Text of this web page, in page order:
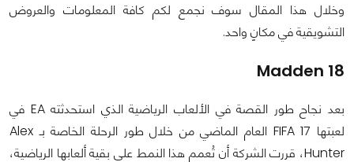
وخلال هذا المقال سوف نجمع لكم كافة المعلومات والعروض
التشويقية في مكانٍ واحد.
Madden 18
بعد نجاح طور القصة في الألعاب الرياضية الذي استحدثته EA في
لعبتها FIFA 17 العام الماضي من خلال طور الرحلة الخاصة بـ Alex
Hunter، قررت الشركة أن تُعمم هذا النمط على بقية ألعابها الرياضية،